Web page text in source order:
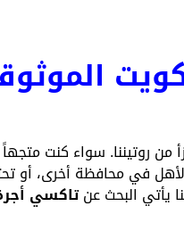
من روتيننا. سواء كنت
في محافظة أخرى، أو
يأتي البحث عنتاكسي